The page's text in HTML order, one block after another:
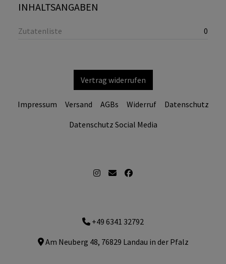
INHALTSANGABEN
Zutatenliste 0
Vertrag widerrufen
Impressum Versand AGBs Widerruf
Datenschutz
Datenschutz Social Media
+49 6341 32792
Am Neuberg 48, 76829 Landau in der Pfalz